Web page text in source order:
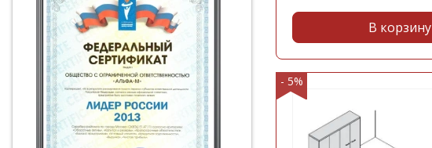
В корзину
- 5%